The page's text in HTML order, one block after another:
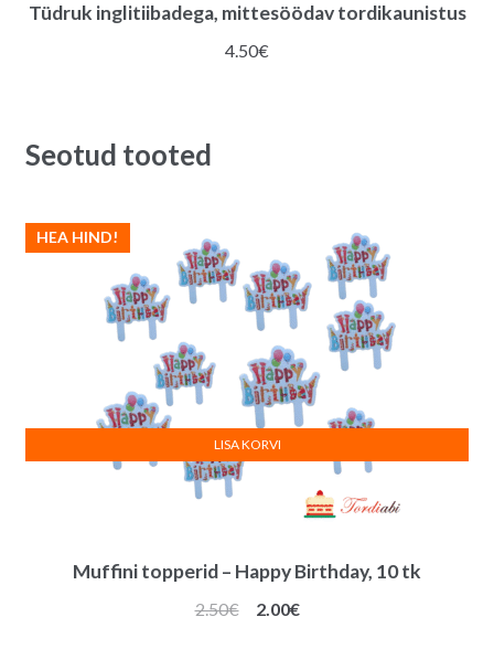
Tüdruk inglitiibadega, mittesöödav tordikaunistus
4.50€
Seotud tooted
Muffini topperid – Happy Birthday, 10 tk
HEA HIND!
2.50€
Algne
2.00€Praegune
LISA KORVI